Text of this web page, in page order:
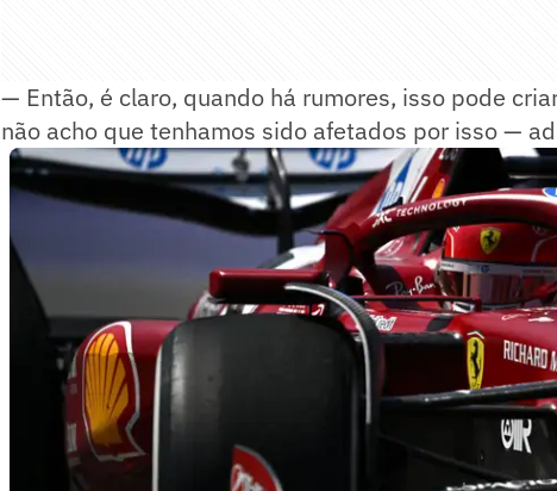
— Então, é claro, quando há rumores, isso pode
não acho que tenhamos sido afetados por isso —